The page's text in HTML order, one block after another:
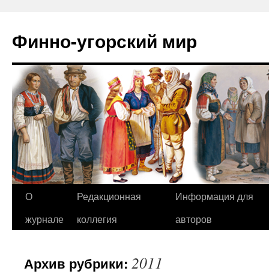
Финно-угорский мир
Перейти
О
журнале
Редакционная
коллегия
Информация для
авторов
Архив рубрики: 2011